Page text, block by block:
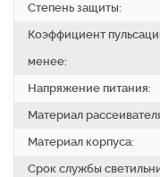
Степень защиты:
Коэффициент
менее:
Напряжение питания:
Материал
Материал корпуса:
Срок службы